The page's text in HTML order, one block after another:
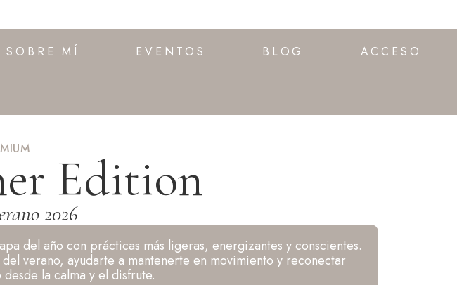
SOBRE MÍ EVENTOS BLOG ACCESO
Edition
2026
del año con prácticas más ligeras, energizantes y conscientes.
verano, ayudarte a mantenerte en movimiento y reconectar
la calma y el disfrute.